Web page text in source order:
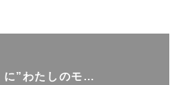
に”わたしのモ…